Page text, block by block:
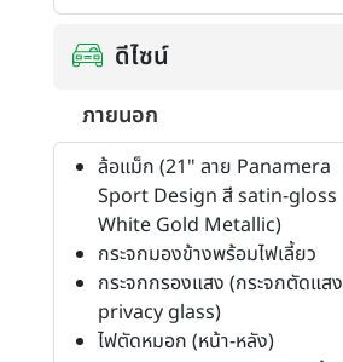
ดีไซน์
ภายนอก
ล้อแม็ก (21" ลาย Panamera
Sport Design สี satin-gloss
White Gold Metallic)
กระจกมองข้างพร้อมไฟเลี้ยว
กระจกกรองแสง (กระจกตัดแสง
privacy glass)
ไฟตัดหมอก (หน้า-หลัง)